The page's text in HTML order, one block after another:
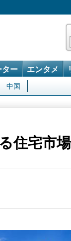
ター エンタメ
中国
住宅市